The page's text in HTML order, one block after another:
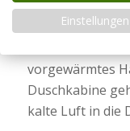
vorgewärmtes
Duschkabine
kalte Luft in die
Einstellungen